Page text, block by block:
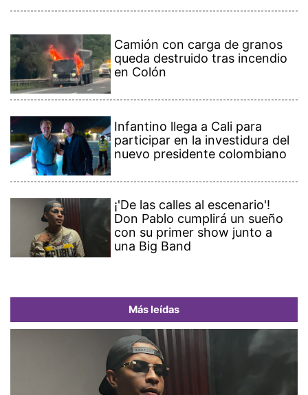
Camión con carga de granos
queda destruido tras incendio
en Colón
Infantino llega a Cali para
participar en la investidura del
nuevo presidente colombiano
¡'De las calles al escenario'!
Don Pablo cumplirá un sueño
con su primer show junto a
una Big Band
Más leídas